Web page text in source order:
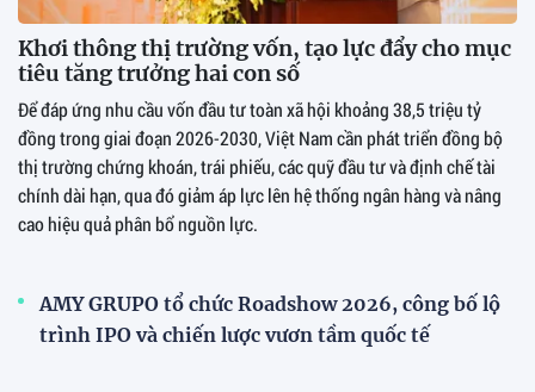
Khơi thông thị trường vốn, tạo lực đẩy cho mục
tiêu tăng trưởng hai con số
Để đáp ứng nhu cầu vốn đầu tư toàn xã hội khoảng 38,5 triệu tỷ
đồng trong giai đoạn 2026-2030, Việt Nam cần phát triển đồng bộ
thị trường chứng khoán, trái phiếu, các quỹ đầu tư và định chế tài
chính dài hạn, qua đó giảm áp lực lên hệ thống ngân hàng và nâng
cao hiệu quả phân bổ nguồn lực.
AMY GRUPO tổ chức Roadshow 2026, công bố lộ
trình IPO và chiến lược vươn tầm quốc tế